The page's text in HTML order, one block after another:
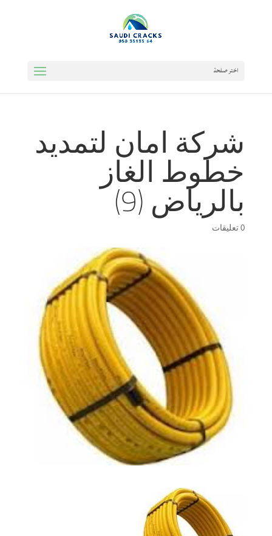
اختر صفحة
شركة امان لتمديد
خطوط الغاز
بالرياض (9)0 تعليقات